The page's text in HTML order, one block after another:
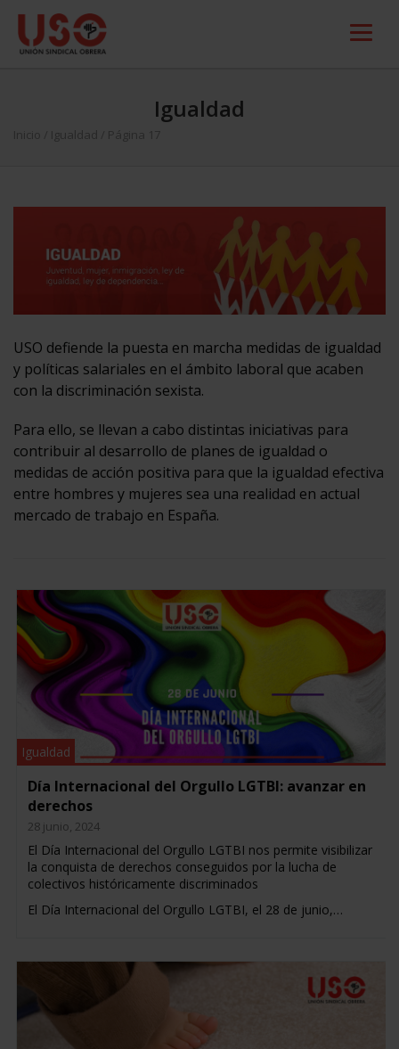
Igualdad
Inicio Igualdad / Página 17
USO defiende la puesta en marcha medidas de igualdad
y políticas salariales en el ámbito laboral que acaben
con la discriminación sexista.
Para ello, se llevan a cabo distintas iniciativas para
contribuir al desarrollo de planes de igualdad o
medidas de acción positiva para que la igualdad efectiva
entre hombres y mujeres sea una realidad en actual
mercado de trabajo en España.
Igualdad
Día Internacional del Orgullo LGTBI: avanzar en
derechos
28 junio, 2024
El Día Internacional del Orgullo LGTBI nos permite visibilizar
la conquista de derechos conseguidos por la lucha de
colectivos históricamente discriminados
El Día Internacional del Orgullo LGTBI, el 28 de junio,…